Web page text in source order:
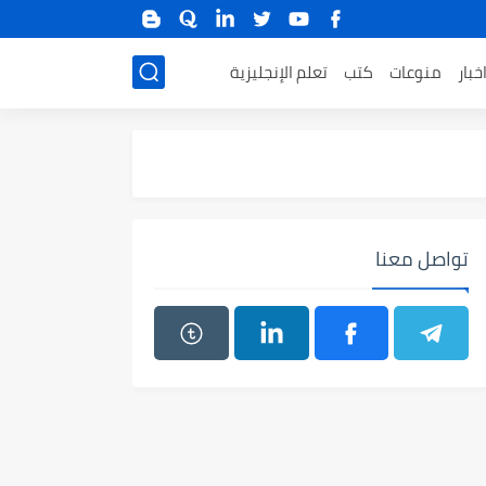
اخبار منوعات كتب تعلم الإنجليزية
تواصل معنا